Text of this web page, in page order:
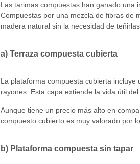
Las tarimas compuestas han ganado una
Compuestas por una mezcla de fibras de
madera natural sin la necesidad de
a) Terraza compuesta cubierta
La plataforma compuesta cubierta
rayones. Esta capa extiende la vida útil
Aunque tiene un precio más alto en
compuesto cubierto es muy valorado por
b) Plataforma compuesta sin tapar